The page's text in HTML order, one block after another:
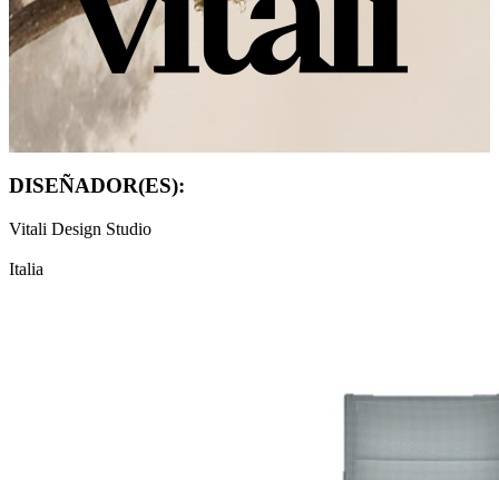
DISEÑADOR(ES):
Vitali Design Studio
Italia